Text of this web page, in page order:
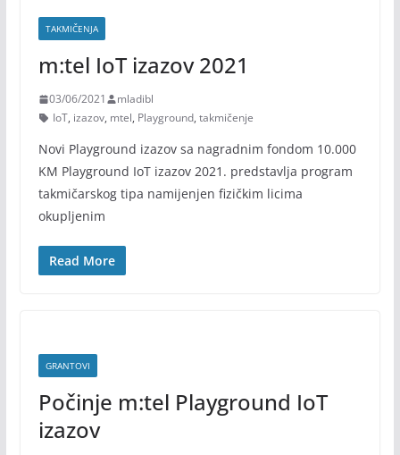
TAKMIČENJA
m:tel IoT izazov 2021
03/06/2021
mladibl
IoT, izazov, mtel, Playground, takmičenje
Novi Playground izazov sa nagradnim fondom 10.000
KM Playground IoT izazov 2021. predstavlja program
takmičarskog tipa namijenjen fizičkim licima
okupljenim
Read More
GRANTOVI
Počinje m:tel Playground IoT
izazov